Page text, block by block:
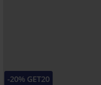
-20% GET20